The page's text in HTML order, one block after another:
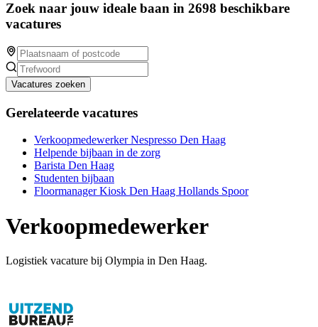
Zoek naar jouw ideale baan in 2698 beschikbare
vacatures
Vacatures zoeken
Gerelateerde vacatures
Verkoopmedewerker Nespresso Den Haag
Helpende bijbaan in de zorg
Barista Den Haag
Studenten bijbaan
Floormanager Kiosk Den Haag Hollands Spoor
Verkoopmedewerker
Logistiek vacature bij Olympia in Den Haag.